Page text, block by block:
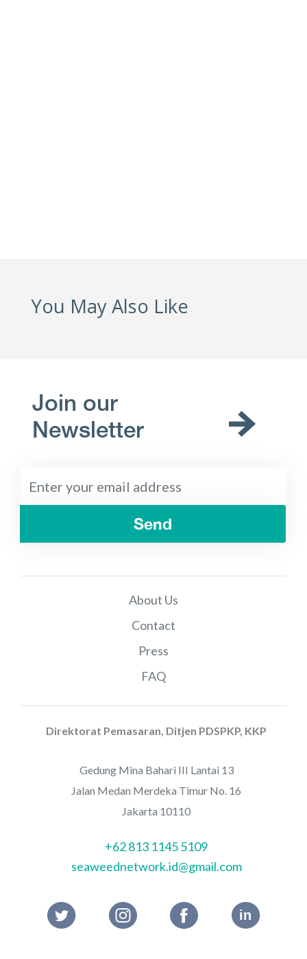
You May Also Like
Join our
Newsletter
Send
About Us
Contact
Press
FAQ
Direktorat Pemasaran, Ditjen PDSPKP, KKP
Gedung Mina Bahari III Lantai 13
Jalan Medan Merdeka Timur No. 16
Jakarta 10110
+62 813 1145 5109
seaweednetwork.id@gmail.com